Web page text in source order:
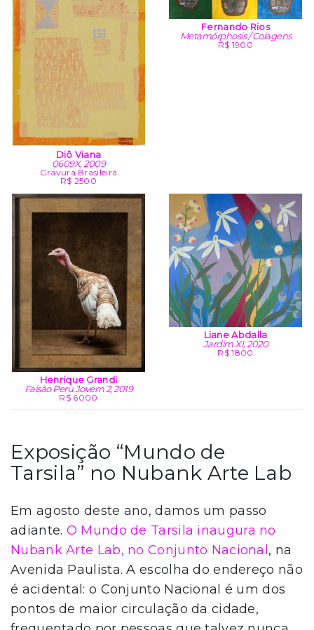
Diô Viana
0609X, 2009
Gravura Brasileira
R$ 2500
Fernando Rios
Metamórphosis / Colagens
R$ 1900
Henrique Grandi
Faisão Peru Jovem 2, 2019
R$ 6000
Liane Abdalla
Jardim XI, 2020
R$ 1800
Exposição “Mundo de
Tarsila” no Nubank Arte Lab
Em agosto deste ano, damos um passo
adiante. O Mundo de Tarsila inaugura no
Nubank Arte Lab, no Conjunto Nacional , na
Avenida Paulista. A escolha do endereço não
é acidental: o Conjunto Nacional é um dos
pontos de maior circulação da cidade,